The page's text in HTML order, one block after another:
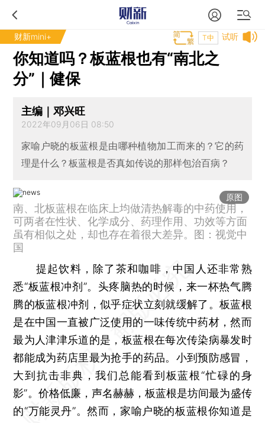
财新mini+ 试听
T中
你知道吗？板蓝根也有“南北之
分”｜健保
主编｜邓兴旺
2022年09月06日 08:50
家喻户晓的板蓝根是由哪种植物加工而来的？它的药
理是什么？板蓝根是否真如传说的那样包治百病？
原图
南、北板蓝根在临床上均做清热解毒的中药使用，
可两者在性状、化学成分、药理作用、功效等方面
虽有相似之处，却也存在着很大差异。图：视觉中
国
提起饮料，除了茶和咖啡，中国人还非常熟
悉“板蓝根冲剂”。头疼脑热的时候，来一杯热气腾
腾的板蓝根冲剂，似乎症状立刻就缓解了。板蓝根
是在中国一直被广泛使用的一味传统中药材，然而
最为人津津乐道的是，板蓝根在每次传染病暴发时
都能成为药店里最为抢手的药品。小到预防感冒，
大到抗击非典，我们总能看到板蓝根“忙碌的身
影”。价格低廉，声名赫赫，板蓝根是坊间最为盛传
的“万能灵丹”。然而，家喻户晓的板蓝根你知道是